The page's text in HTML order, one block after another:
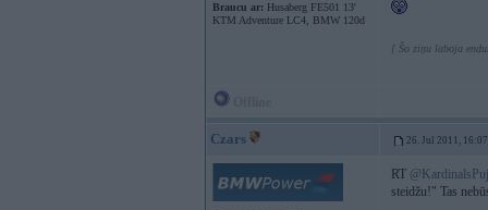
Braucu ar: Husaberg FE501 13'
KTM Adventure LC4, BMW 120d
[ Šo ziņu laboja
Czars 26. Jul 2011, 16:07
RT
steidžu!" Tas